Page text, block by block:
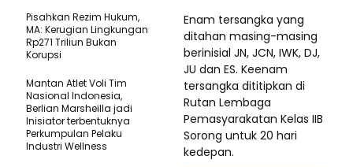
Enam tersangka yang
ditahan masing-masing
berinisial JN, JCN, IWK, DJ,
JU dan ES. Keenam
tersangka dititipkan di
Rutan Lembaga
Pemasyarakatan Kelas IIB
Sorong untuk 20 hari
kedepan.
Pisahkan Rezim Hukum,
MA: Kerugian Lingkungan
Rp271 Triliun Bukan
Korupsi
Mantan Atlet Voli Tim
Nasional Indonesia,
Berlian Marsheilla jadi
Inisiator terbentuknya
Perkumpulan Pelaku
Industri Wellness